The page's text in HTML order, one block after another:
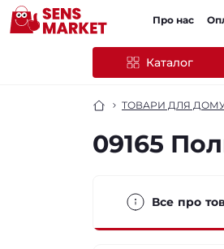
Про нас
Каталог
ТОВАРИ ДЛЯ
09165
Все про